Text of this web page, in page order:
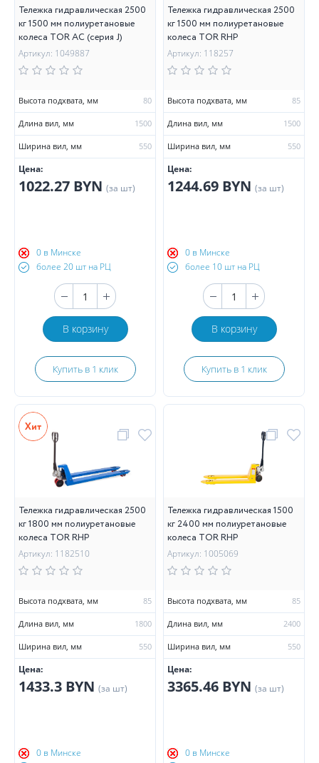
Тележка гидравлическая 2500
кг 1500 мм полиуретановые
колеса TOR AC (серия J)
Артикул: 1049887
Высота подхвата, мм 80
Длина вил, мм 1500
Ширина вил, мм 550
Цена:
1022.27 BYN (за шт)
0 в Минске
более 20 шт на РЦ
В корзину
Купить в 1 клик
Тележка гидравлическая 2500
кг 1500 мм полиуретановые
колеса TOR RHP
Артикул: 118257
Высота подхвата, мм 85
Длина вил, мм 1500
Ширина вил, мм 550
Цена:
1244.69 BYN (за шт)
0 в Минске
более 10 шт на РЦ
В корзину
Купить в 1 клик
Тележка гидравлическая 2500
кг 1800 мм полиуретановые
колеса TOR RHP
Артикул: 1182510
Высота подхвата, мм 85
Длина вил, мм 1800
Ширина вил, мм 550
Цена:
1433.3 BYN (за шт)
0 в Минске
Тележка гидравлическая 1500
кг 2400 мм полиуретановые
колеса TOR RHP
Артикул: 1005069
Высота подхвата, мм 85
Длина вил, мм 2400
Ширина вил, мм 550
Цена:
3365.46 BYN (за шт)
0 в Минске